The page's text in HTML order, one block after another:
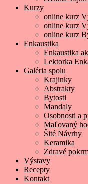
Kurzy
online kurz
online kurz
online kurz
Enkaustika
Enkaustika
Lektorka
Galéria spolu
Krajinky
Abstrakty
Bytosti
Mandaly
Osobnosti a
Maľovaný
Šité Návrhy
Keramika
Zdravé
Výstavy
Recepty
Kontakt